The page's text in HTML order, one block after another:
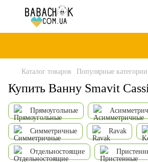
Каталог товаров Популярные категории
Купить Ванну Smavit
Прямоугольные
Симметричные Ravak
Отдельностоящие